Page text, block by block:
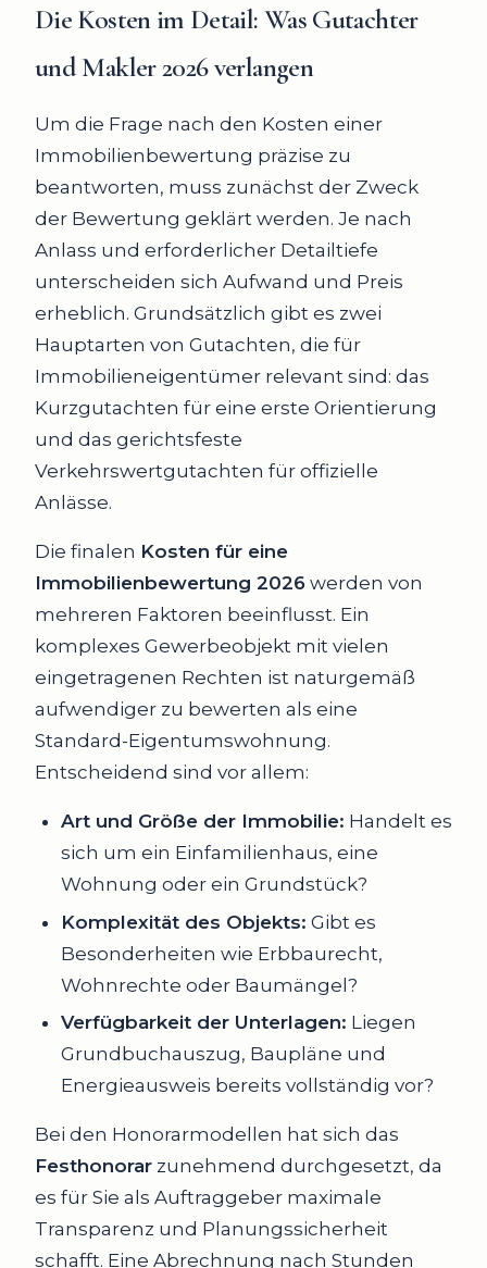
Die Kosten im Detail: Was Gutachter
und Makler 2026 verlangen
Um die Frage nach den Kosten einer
Immobilienbewertung präzise zu
beantworten, muss zunächst der Zweck
der Bewertung geklärt werden. Je nach
Anlass und erforderlicher Detailtiefe
unterscheiden sich Aufwand und Preis
erheblich. Grundsätzlich gibt es zwei
Hauptarten von Gutachten, die für
Immobilieneigentümer relevant sind: das
Kurzgutachten für eine erste Orientierung
und das gerichtsfeste
Verkehrswertgutachten für offizielle
Anlässe.
Die finalen Kosten für eine
Immobilienbewertung 2026 werden von
mehreren Faktoren beeinflusst. Ein
komplexes Gewerbeobjekt mit vielen
eingetragenen Rechten ist naturgemäß
aufwendiger zu bewerten als eine
Standard-Eigentumswohnung.
Entscheidend sind vor allem:
Art und Größe der Immobilie: Handelt es
sich um ein Einfamilienhaus, eine
Wohnung oder ein Grundstück?
Komplexität des Objekts: Gibt es
Besonderheiten wie Erbbaurecht,
Wohnrechte oder Baumängel?
Verfügbarkeit der Unterlagen: Liegen
Grundbuchauszug, Baupläne und
Energieausweis bereits vollständig vor?
Bei den Honorarmodellen hat sich das
Festhonorar zunehmend durchgesetzt, da
es für Sie als Auftraggeber maximale
Transparenz und Planungssicherheit
schafft. Eine Abrechnung nach Stunden